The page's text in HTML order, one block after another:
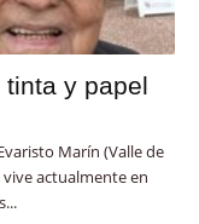
y papel
Marín (Valle de
vive actualmente en